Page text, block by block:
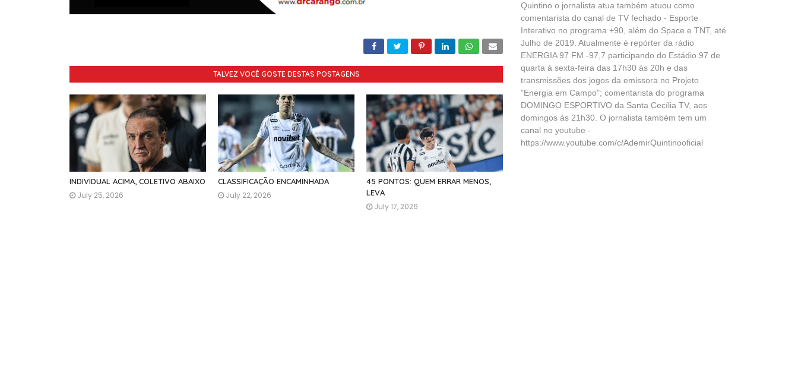
TALVEZ VOCÊ GOSTE DESTAS POSTAGENS
INDIVIDUAL ACIMA, COLETIVO ABAIXO
July 25, 2026
CLASSIFICAÇÃO ENCAMINHADA
July 22, 2026
45 PONTOS: QUEM ERRAR MENOS,
LEVA
July 17, 2026
Quintino o jornalista atua também atuou como
comentarista do canal de TV fechado - Esporte
Interativo no programa +90, além do Space e TNT, até
Julho de 2019. Atualmente é repórter da rádio
ENERGIA 97 FM -97,7 participando do Estádio 97 de
quarta á sexta-feira das 17h30 às 20h e das
transmissões dos jogos da emissora no Projeto
"Energia em Campo"; comentarista do programa
DOMINGO ESPORTIVO da Santa Cecília TV, aos
domingos às 21h30. O jornalista também tem um
canal no youtube -
https://www.youtube.com/c/AdemirQuintinooficial